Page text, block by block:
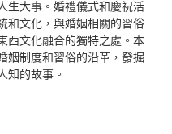
生大事。婚禮儀式和慶祝活
和文化，與婚姻相關的習俗
西文化融合的獨特之處。本
姻制度和習俗的沿革，發掘
知的故事。